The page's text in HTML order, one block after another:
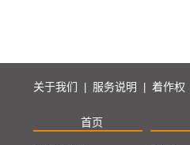
关于我们 服务说明 着作权
首页